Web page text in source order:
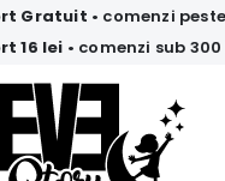
Gratuit • comenzi
16 lei • comenzi sub 300